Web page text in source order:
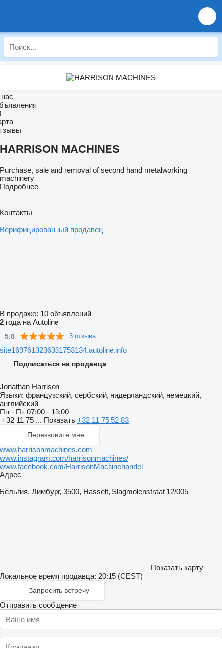
HARRISON MACHINES
Purchase, sale and removal of second hand metalworking
machinery
Подробнее
Контакты
Верифицированный продавец
В продаже: 10 объявлений
2 года на Autoline
5.0 3 отзыва
site1697613236381753134.autoline.info
Подписаться на продавца
Jonathan Harrison
Языки: французский, сербский, нидерландский, немецкий,
английский
Пн - Пт 07:00 - 18:00
+32 11 75 ... Показать +32 11 75 52 83
Перезвоните мне
www.harrisonmachines.com
www.instagram.com/harrisonmachines/
www.facebook.com/HarrisonMachinehandel
Адрес
Бельгия, Лимбург, 3500, Hasselt, Slagmolenstraat 12/005
Показать карту
Локальное время продавца: 20:15 (CEST)
Запросить встречу
Отправить сообщение